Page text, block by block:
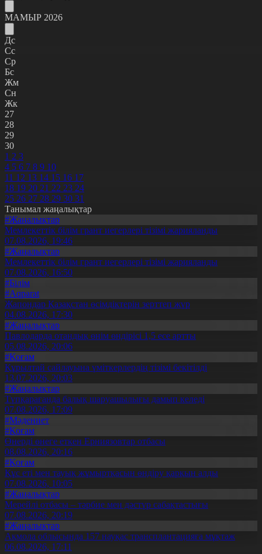
МАМЫР 2026
Дс
Сс
Ср
Бс
Жм
Сн
Жк
27
28
29
30
1 2 3
4 5 6 7 8 9 10
11 12 13 14 15 16 17
18 19 20 21 22 23 24
25 26 27 28 29 30 31
Танымал жаңалықтар
#Жаңалықтар
Мемлекеттік білім грант иегерлері тізімі жарияланды
07.08.2026, 19:46
#Жаңалықтар
Мемлекеттік білім грант иегерлері тізімі жарияланды
07.08.2026, 16:50
#Білім
#Aqparat
Жапондар Қазақстан өсімдіктерін зерттеп жүр
04.08.2026, 17:30
#Жаңалықтар
Павлодарда отандық өнім өндірісі 1,5 есе артты
05.08.2026, 20:06
#Қоғам
Құрылтай сайлауына үміткерлердің тізімі бекітілді
13.07.2026, 20:03
#Жаңалықтар
Түпқарағанда балық шаруашылығы дамып келеді
07.08.2026, 17:09
#Мәдениет
#Қоғам
Өнерді өнеге еткен Ерниязовтар отбасы
08.08.2026, 20:16
#Қоғам
Құс еті мен тауық жұмыртқасын өндіру қарқын алды
07.08.2026, 10:05
#Жаңалықтар
Мерейлі отбасы – тәрбие мен дәстүр сабақтастығы
07.08.2026, 20:19
#Жаңалықтар
Ақмола облысында 157 науқас трансплантацияға мұқтаж
06.08.2026, 17:11